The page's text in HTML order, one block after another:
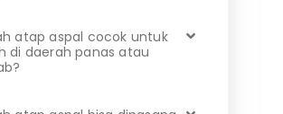
atap aspal cocok untuk
di daerah panas atau